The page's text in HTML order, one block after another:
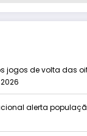
jogos de volta das
alerta